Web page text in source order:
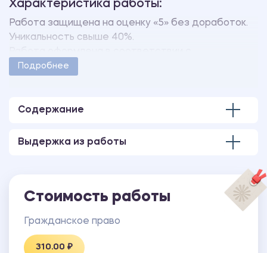
Характеристика работы:
Работа защищена на оценку «5» без доработок.
Уникальность свыше 40%.
методическими указаниями учебного заведения.
Подробнее
Содержание
Выдержка из работы
Стоимость работы
Гражданское право
310.00 ₽